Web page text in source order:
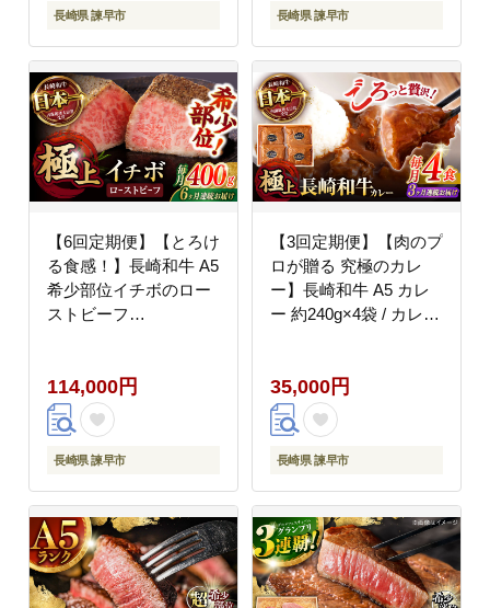
長崎県 諫早市 長崎県 諫早市
【6回定期便】【とろけ
る食感！】長崎和牛 A5
希少部位イチボのロー
ストビーフ
ック いちぼ / 諫早市 /
野中精肉店 [AHCW095]
114,000円
長崎県 諫早市
【3回定期便】【肉のプ
ロが贈る 究極のカレ
ー】長崎和牛 A5 カレ
ー 約240g×4袋 / カレー
精肉店 [AHCW098]
35,000円
長崎県 諫早市